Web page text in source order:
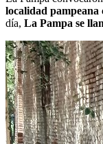
localidad
día, La Pampa se